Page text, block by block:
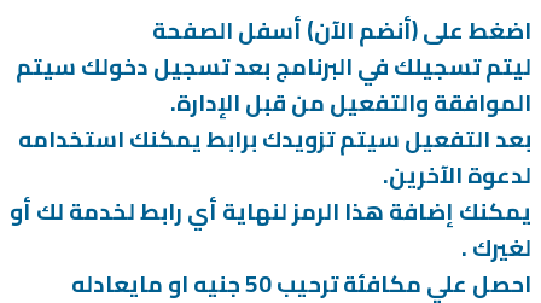
اضغط على (أنضم الآن) أسفل الصفحة
ليتم تسجيلك في البرنامج بعد تسجيل دخولك سيتم
الموافقة والتفعيل من قبل الإدارة.
بعد التفعيل سيتم تزويدك برابط يمكنك استخدامه
لدعوة الآخرين.
يمكنك إضافة هذا الرمز لنهاية أي رابط لخدمة لك أو
لغيرك .
احصل علي مكافئة ترحيب 50 جنيه او مايعادله